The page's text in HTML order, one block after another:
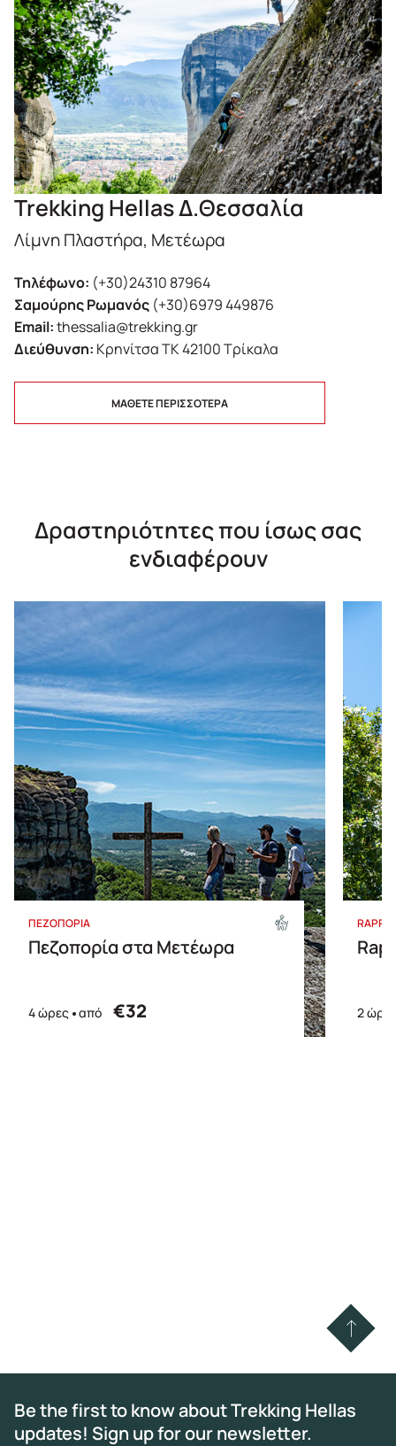
Trekking Hellas Δ.Θεσσαλία
Λίμνη Πλαστήρα, Μετέωρα
Τηλέφωνο: (+30)24310 87964
Σαμούρης Ρωμανός (+30)6979 449876
Email:thessalia@trekking.gr
Διεύθυνση: Κρηνίτσα ΤΚ 42100 Τρίκαλα
ΜΑΘΕΤΕ ΠΕΡΙΣΣΟΤΕΡΑ
Δραστηριότητες που ίσως σας
ενδιαφέρουν
ΠΕΖΟΠΟΡΙΑ
Πεζοπορία στα Μετέωρα
4 ώρες από €32
RAPPEL
2
Be the first to know about Trekking Hellas
updates! Sign up for our newsletter.